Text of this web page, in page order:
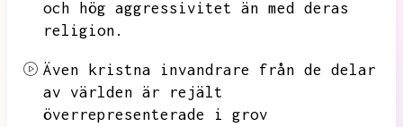
och hög aggressivitet än med deras
religion.
Även kristna invandrare från de delar
av världen är rejält
överrepresenterade i grov